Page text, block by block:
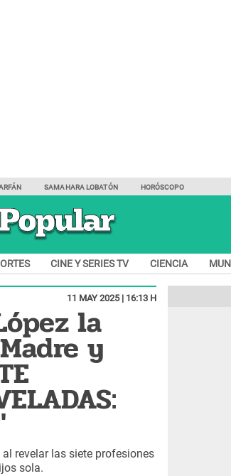
SAMAHARA LOBATÓN HORÓSCOPO
CINE Y SERIES TV CIENCIA
11 MAY 2025 | 16:13 H
la
y
revelar las siete profesiones
sola.